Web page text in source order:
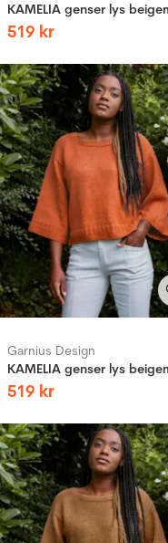
519 kr
Garnius Design
519 kr